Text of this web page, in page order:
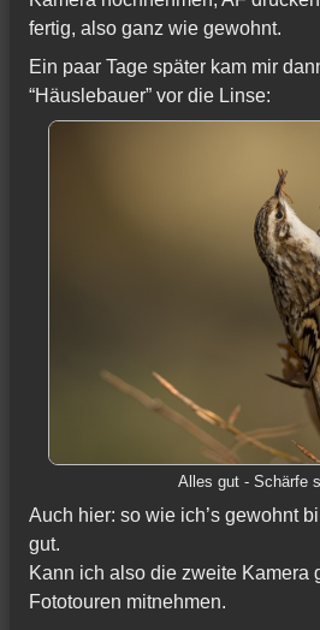
fertig, also ganz wie gewohnt.
Ein paar Tage später kam mir
“Häuslebauer” vor die Linse:
Alles gut - Schärfe
Auch hier: so wie ich’s gewohnt
gut.
Kann ich also die zweite Kamera
Fototouren mitnehmen.